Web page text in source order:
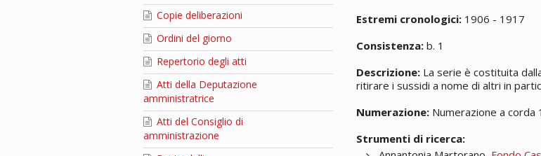
Copie deliberazioni
Ordini del giorno
Repertorio degli atti
Atti della Deputazione
amministratrice
Atti del Consiglio di
amministrazione
Estremi cronologici: 1906 - 1917
Consistenza: b. 1
Descrizione: La serie è costituita
ritirare i sussidi a nome di altri in
Numerazione: Numerazione a corda
Strumenti di ricerca: